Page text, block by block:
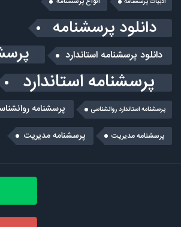
دانلود پرسشنامه
دانلود پرسشنامه استاندارد
پرسشنامه استاندارد
پرسشنامه استاندارد روانشناسی پرسشنامه
پرسشنامه مديريت پرسشنامه مدیریت